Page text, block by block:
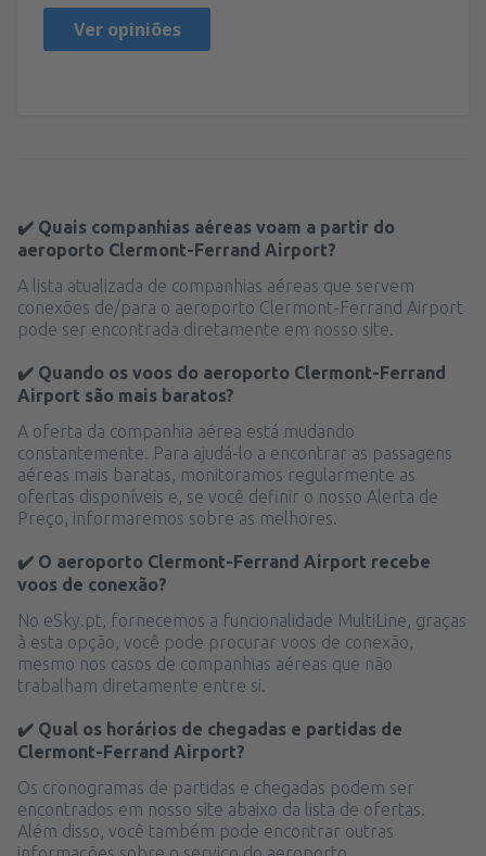
Ver opiniões
✔️ Quais companhias aéreas voam a partir do
aeroporto Clermont-Ferrand Airport?
A lista atualizada de companhias aéreas que servem
conexões de/para o aeroporto Clermont-Ferrand Airport
pode ser encontrada diretamente em nosso site.
✔️ Quando os voos do aeroporto Clermont-Ferrand
Airport são mais baratos?
A oferta da companhia aérea está mudando
constantemente. Para ajudá-lo a encontrar as passagens
aéreas mais baratas, monitoramos regularmente as
ofertas disponíveis e, se você definir o nosso Alerta de
Preço, informaremos sobre as melhores.
✔️ O aeroporto Clermont-Ferrand Airport recebe
voos de conexão?
No eSky.pt, fornecemos a funcionalidade MultiLine, graças
à esta opção, você pode procurar voos de conexão,
mesmo nos casos de companhias aéreas que não
trabalham diretamente entre si.
✔️ Qual os horários de chegadas e partidas de
Clermont-Ferrand Airport?
Os cronogramas de partidas e chegadas podem ser
encontrados em nosso site abaixo da lista de ofertas.
Além disso, você também pode encontrar outras